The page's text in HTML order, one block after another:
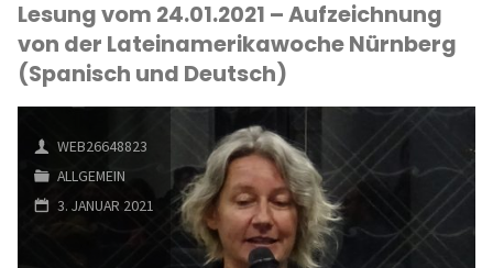
Lesung vom 24.01.2021 – Aufzeichnung
von der Lateinamerikawoche Nürnberg
(Spanisch und Deutsch)
WEB26648823
ALLGEMEIN
3. JANUAR 2021